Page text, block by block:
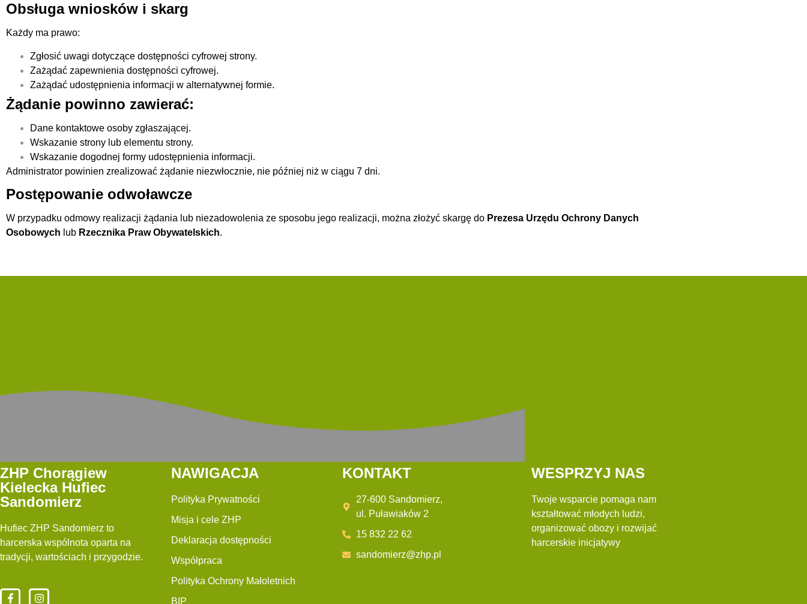
Obsługa wniosków i skarg
Każdy ma prawo:
Zgłosić uwagi dotyczące dostępności cyfrowej strony.
Zażądać zapewnienia dostępności cyfrowej.
Zażądać udostępnienia informacji w alternatywnej formie.
Żądanie powinno zawierać:
Dane kontaktowe osoby zgłaszającej.
Wskazanie strony lub elementu strony.
Wskazanie dogodnej formy udostępnienia informacji.
Administrator powinien zrealizować żądanie niezwłocznie, nie później niż w ciągu 7 dni.
Postępowanie odwoławcze
W przypadku odmowy realizacji żądania lub niezadowolenia ze sposobu jego realizacji, można złożyć skargę do Prezesa Urzędu Ochrony Danych
Osobowych lub Rzecznika Praw Obywatelskich.
ZHP Chorągiew
Kielecka Hufiec
Sandomierz
Hufiec ZHP Sandomierz to
harcerska wspólnota oparta na
tradycji, wartościach i przygodzie.
NAWIGACJA
Polityka Prywatności
Misja i cele ZHP
Deklaracja dostępności
Współpraca
Polityka Ochrony Małoletnich
BIP
KONTAKT
27-600 Sandomierz,
ul. Puławiaków 2
15 832 22 62
sandomierz@zhp.pl
WESPRZYJ NAS
Twoje wsparcie pomaga nam
kształtować młodych ludzi,
organizować obozy i rozwijać
harcerskie inicjatywy